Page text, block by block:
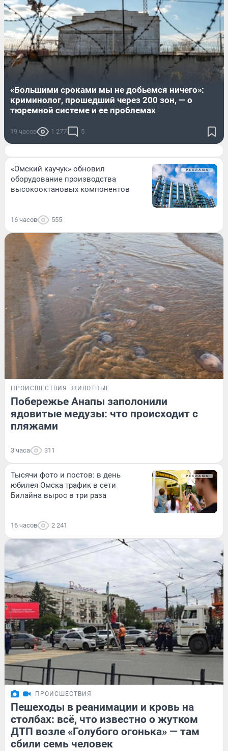
«Большими сроками мы не добьемся ничего»:
криминолог, прошедший через 200 зон, — о
тюремной системе и ее проблемах
19 часов 1 277 5
«Омский каучук» обновил
оборудование производства
высокооктановых компонентов
16 часов 555
ПРОИСШЕСТВИЯ ЖИВОТНЫЕ
Побережье Анапы заполонили
ядовитые медузы: что происходит с
пляжами
3 часа 311
Тысячи фото и постов: в день
юбилея Омска трафик в сети
Билайна вырос в три раза
16 часов 2 241
ПРОИСШЕСТВИЯ
Пешеходы в реанимации и кровь на
столбах: всё, что известно о жутком
ДТП возле «Голубого огонька» — там
сбили семь человек